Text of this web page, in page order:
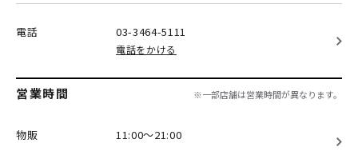
電話 03-3464-5111
電話をかける
営業時間 ※一部店舗は営業時間が異なります。
物販 11:00～21:00